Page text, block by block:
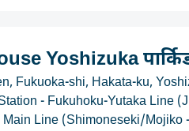
Yoshizuka
Fukuoka-shi, Hakata-ku,
- Fukuhoku-Yutaka Line
Line (Shimoneseki/Mojiko